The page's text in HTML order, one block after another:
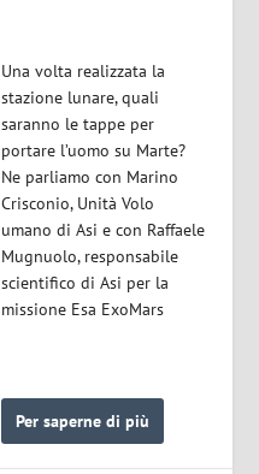
Una volta realizzata la
stazione lunare, quali
saranno le tappe per
portare l’uomo su Marte?
Ne parliamo con Marino
Crisconio, Unità Volo
umano di Asi e con Raffaele
Mugnuolo, responsabile
scientifico di Asi per la
missione Esa ExoMars
Per saperne di più